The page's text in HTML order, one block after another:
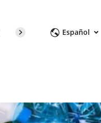
Sobre nosotros Blog
Español